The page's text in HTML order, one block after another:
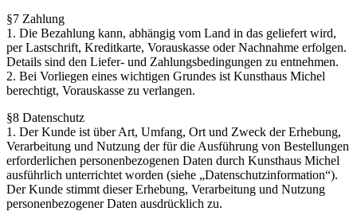
§7 Zahlung
1. Die Bezahlung kann, abhängig vom Land in das geliefert wird,
per Lastschrift, Kreditkarte, Vorauskasse oder Nachnahme erfolgen.
Details sind den Liefer- und Zahlungsbedingungen zu entnehmen.
2. Bei Vorliegen eines wichtigen Grundes ist Kunsthaus Michel
berechtigt, Vorauskasse zu verlangen.
§8 Datenschutz
1. Der Kunde ist über Art, Umfang, Ort und Zweck der Erhebung,
Verarbeitung und Nutzung der für die Ausführung von Bestellungen
erforderlichen personenbezogenen Daten durch Kunsthaus Michel
ausführlich unterrichtet worden (siehe „Datenschutzinformation“).
Der Kunde stimmt dieser Erhebung, Verarbeitung und Nutzung
personenbezogener Daten ausdrücklich zu.